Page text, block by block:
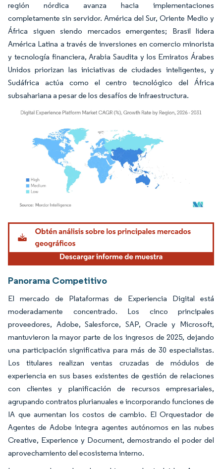
región nórdica avanza hacia implementaciones
completamente sin servidor. América del Sur, Oriente Medio y
África siguen siendo mercados emergentes; Brasil lidera
América Latina a través de inversiones en comercio minorista
y tecnología financiera, Arabia Saudita y los Emiratos Árabes
Unidos priorizan las iniciativas de ciudades inteligentes, y
Sudáfrica actúa como el centro tecnológico del África
subsahariana a pesar de los desafíos de infraestructura.
Imagen © Mordor Intelligence. El uso requiere atribución según CC BY 4.0.
Panorama Competitivo
El mercado de Plataformas de Experiencia Digital está
moderadamente concentrado. Los cinco principales
proveedores, Adobe, Salesforce, SAP, Oracle y Microsoft,
mantuvieron la mayor parte de los ingresos de 2025, dejando
una participación significativa para más de 30 especialistas.
Los titulares realizan ventas cruzadas de módulos de
experiencia en sus bases existentes de gestión de relaciones
con clientes y planificación de recursos empresariales,
agrupando contratos plurianuales e incorporando funciones de
IA que aumentan los costos de cambio. El Orquestador de
Agentes de Adobe integra agentes autónomos en las nubes
Creative, Experience y Document, demostrando el poder del
aprovechamiento del ecosistema interno.